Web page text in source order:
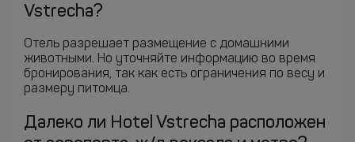
Vstrecha?
Отель разрешает размещение с домашними
животными. Но уточняйте информацию во время
бронирования, так как есть ограничения по весу и
размеру питомца.
Далеко ли Hotel Vstrecha расположен